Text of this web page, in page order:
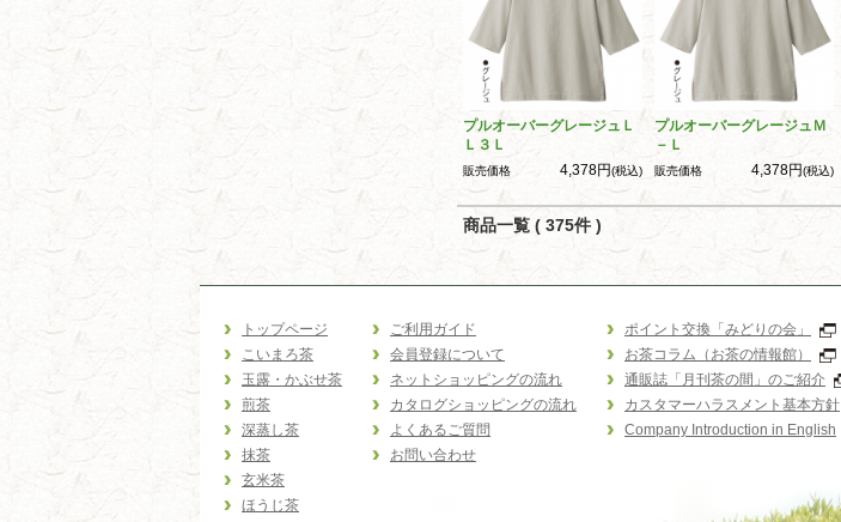
プルオーバーグレージュＬ
Ｌ３Ｌ
販売価格 4,378円(税込)
プルオーバーグレージュＭ
－Ｌ
販売価格 4,378円(税込)
商品一覧 ( 375件 )
トップページ
こいまろ茶
玉露・かぶせ茶
煎茶
深蒸し茶
抹茶
玄米茶
ほうじ茶
ご利用ガイド
会員登録について
ネットショッピングの流れ
カタログショッピングの流れ
よくあるご質問
お問い合わせ
ポイント交換「みどりの会」
お茶コラム（お茶の情報館）
通販誌「月刊茶の間」のご紹介
カスタマーハラスメント基本方針
Company Introduction in English